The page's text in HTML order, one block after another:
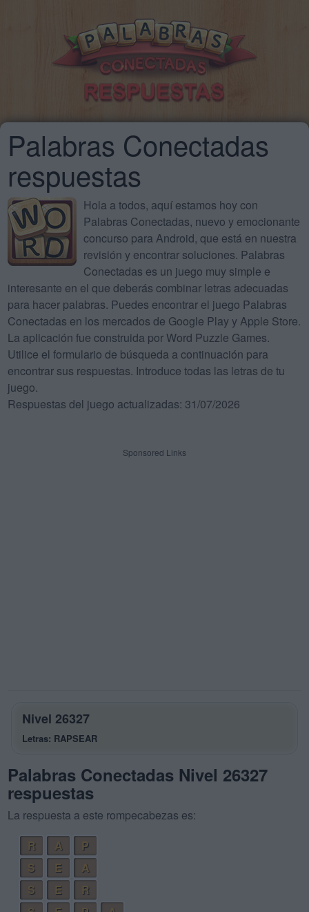
Palabras Conectadas
respuestas
Hola a todos, aquí estamos hoy con
Palabras Conectadas, nuevo y emocionante
concurso para Android, que está en nuestra
revisión y encontrar soluciones. Palabras
Conectadas es un juego muy simple e
interesante en el que deberás combinar letras adecuadas
para hacer palabras. Puedes encontrar el juego Palabras
Conectadas en los mercados de Google Play y Apple Store.
La aplicación fue construida por Word Puzzle Games.
Utilice el formulario de búsqueda a continuación para
encontrar sus respuestas. Introduce todas las letras de tu
juego.
Respuestas del juego actualizadas: 31/07/2026
Sponsored Links
Nivel 26327
Letras: RAPSEAR
Palabras Conectadas Nivel 26327
respuestas
La respuesta a este rompecabezas es:
R
A
P
S
E
A
S
E
R